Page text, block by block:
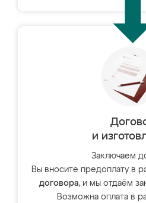
и
Заключаем
Вы вносите предоплату в
договора, и мы отдаём
Возможна оплата в